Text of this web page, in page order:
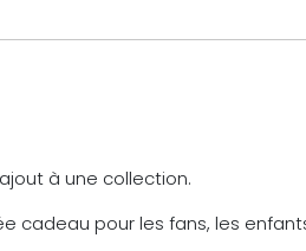
à une collection.
cadeau pour les fans, les